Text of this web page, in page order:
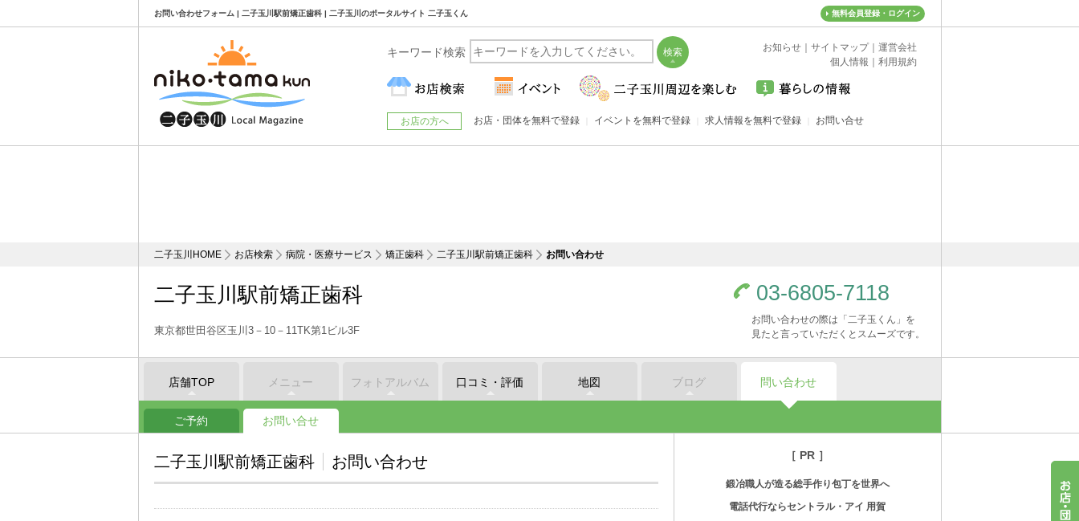
お問い合わせフォーム | 二子玉川駅前矯正歯科 | 二子玉川のポータルサイト 二子玉くん 無料会員登録・ログイン
二子玉川HOME お店検索 病院・医療サービス 矯正歯科 二子玉川駅前矯正歯科 お問い合わせ
二子玉川駅前矯正歯科
東京都世田谷区玉川3－10－11TK第1ビル3F
03-6805-7118
お問い合わせの際は「二子玉くん」を
見たと言っていただくとスムーズです。
店舗TOP メニュー フォトアルバム 口コミ・評価 地図 ブログ 問い合わせ
ご予約 お問い合せ
二子玉川駅前矯正歯科 お問い合わせ ［ PR ］
鍛冶職人が造る総手作り包丁を世界へ
電話代行ならセントラル・アイ 用賀
キーワード検索 お知らせ サイトマップ｜ 運営会社
個人情報
利用規約
お店の方へ お店・団体を無料で登録 イベントを無料で登録 求人情報を無料で登録 お問い合せ